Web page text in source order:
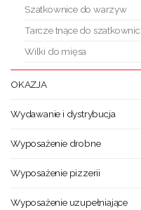
Szatkownice do warzyw
Tarcze tnące do szatkownic
Wilki do mięsa
OKAZJA
Wydawanie i dystrybucja
Wyposażenie drobne
Wyposażenie pizzerii
Wyposażenie uzupełniające